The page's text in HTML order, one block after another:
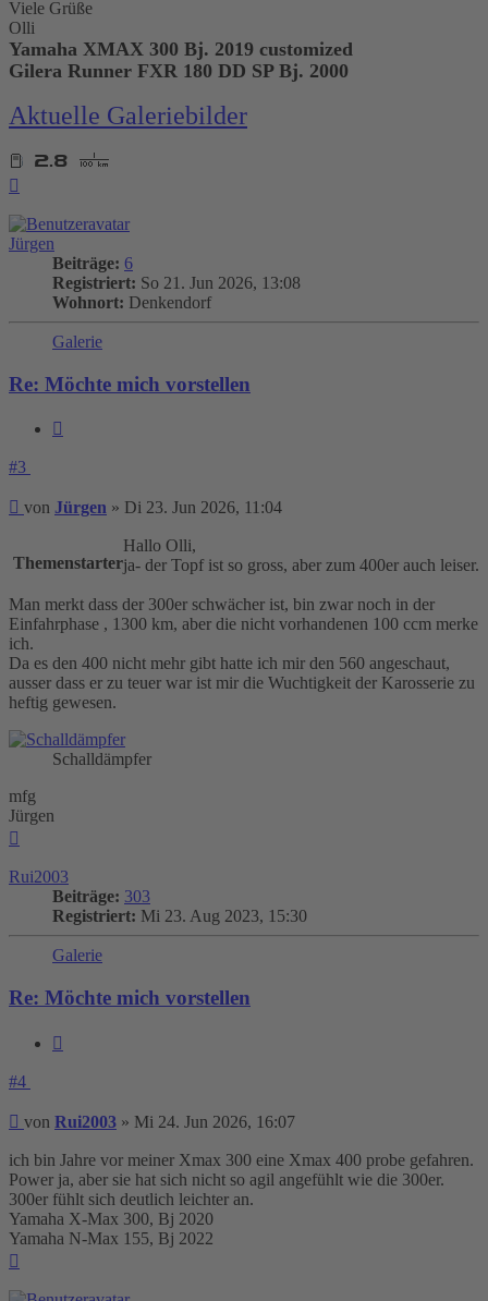
Viele Grüße
Olli
Yamaha XMAX 300 Bj. 2019 customized
Gilera Runner FXR 180 DD SP Bj. 2000
Aktuelle Galeriebilder
Jürgen
Beiträge: 6
Registriert: So 21. Jun 2026, 13:08
Wohnort: Denkendorf
Galerie
Re: Möchte mich vorstellen
#3
Beitrag
von Jürgen » Di 23. Jun 2026, 11:04
Themenstarter
Hallo Olli,
ja- der Topf ist so gross, aber zum 400er auch leiser.
Man merkt dass der 300er schwächer ist, bin zwar noch in der
Einfahrphase , 1300 km, aber die nicht vorhandenen 100 ccm merke
ich.
Da es den 400 nicht mehr gibt hatte ich mir den 560 angeschaut,
ausser dass er zu teuer war ist mir die Wuchtigkeit der Karosserie zu
heftig gewesen.
Schalldämpfer
mfg
Jürgen
Rui2003
Beiträge: 303
Registriert: Mi 23. Aug 2023, 15:30
Galerie
Re: Möchte mich vorstellen
#4
Beitrag
von Rui2003 » Mi 24. Jun 2026, 16:07
ich bin Jahre vor meiner Xmax 300 eine Xmax 400 probe gefahren.
Power ja, aber sie hat sich nicht so agil angefühlt wie die 300er.
300er fühlt sich deutlich leichter an.
Yamaha X-Max 300, Bj 2020
Yamaha N-Max 155, Bj 2022